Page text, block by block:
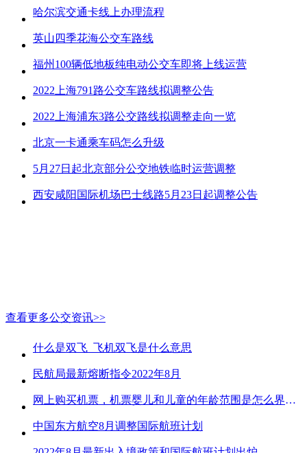
哈尔滨交通卡线上办理流程
英山四季花海公交车路线
福州100辆低地板纯电动公交车即将上线运营
2022上海791路公交车路线拟调整公告
2022上海浦东3路公交路线拟调整走向一览
北京一卡通乘车码怎么升级
5月27日起北京部分公交地铁临时运营调整
西安咸阳国际机场巴士线路5月23日起调整公告
查看更多公交资讯>>
什么是双飞_飞机双飞是什么意思
民航局最新熔断指令2022年8月
网上购买机票，机票婴儿和儿童的年龄范围是怎么界定的？
中国东方航空8月调整国际航班计划